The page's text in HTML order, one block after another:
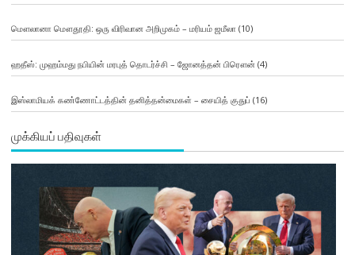
மௌலானா மௌதூதி: ஒரு விரிவான அறிமுகம் – மரியம் ஜமீலா (10)
ஹதீஸ்: முஹம்மது நபியின் மரபுத் தொடர்ச்சி – ஜோனத்தன் பிரௌன் (4)
இஸ்லாமியக் கண்ணோட்டத்தின் தனித்தன்மைகள் – சையித் குதுப் (16)
முக்கியப் பதிவுகள்